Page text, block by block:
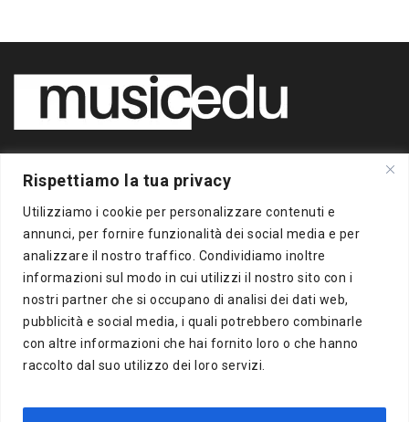
Rispettiamo la tua privacy
Utilizziamo i cookie per personalizzare contenuti e
annunci, per fornire funzionalità dei social media e per
analizzare il nostro traffico. Condividiamo inoltre
informazioni sul modo in cui utilizzi il nostro sito con i
nostri partner che si occupano di analisi dei dati web,
pubblicità e social media, i quali potrebbero combinarle
con altre informazioni che hai fornito loro o che hanno
raccolto dal suo utilizzo dei loro servizi.
di Piero Chianura
P.IVA 12412930963
Tutti i diritti riservati
Musiceduè un supplemento online della freepress BigBox
Autorizzazione presso il Tribunale di Milano n.383 del
16/10/2012